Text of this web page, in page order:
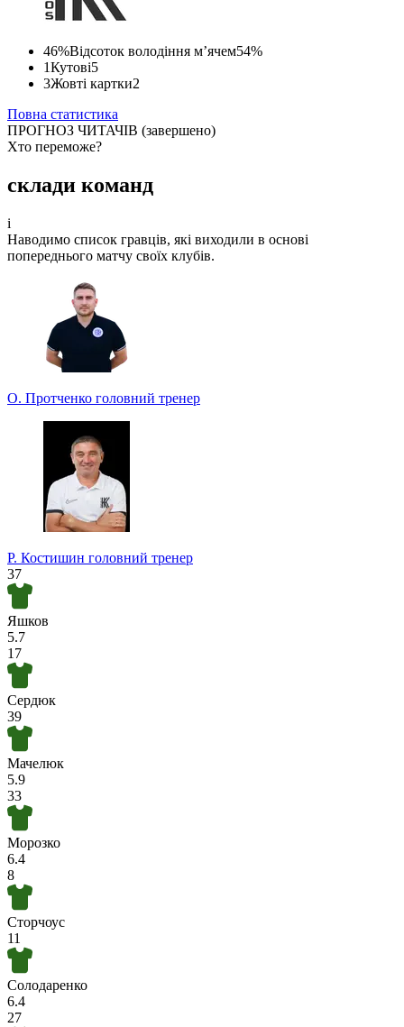
46%Відсоток володіння м’ячем54%
1Кутові5
3Жовті картки2
Повна статистика
ПРОГНОЗ ЧИТАЧІВ (завершено)
Хто переможе?
Найпопулярніший рахунок
Сформований за прогнозами учасників турніру прогнозистів.
Долучайтеся до конкурсу та вигравайте класні призи!
Турнір прогнозистів
склади команд
i
Наводимо список гравців, які виходили в основі
попереднього матчу своїх клубів.
О. Протченко головний тренер
Р. Костишин головний тренер
37
Яшков
5.7
17
Сердюк
39
Мачелюк
5.9
33
Морозко
6.4
8
Сторчоус
11
Солодаренко
6.4
27